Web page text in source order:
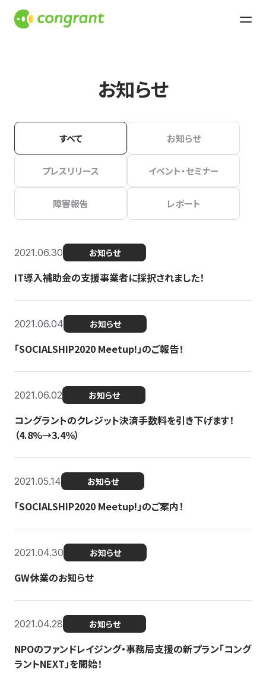
お知らせ
すべて お知らせ
プレスリリース イベント・セミナー
障害報告 レポート
2021.06.30 お知らせ
IT導入補助金の支援事業者に採択されました！
2021.06.04 お知らせ
「SOCIALSHIP2020 Meetup!」のご報告！
2021.06.02 お知らせ
コングラントのクレジット決済手数料を引き下げます！
（4.8%→3.4％）
2021.05.14 お知らせ
「SOCIALSHIP2020 Meetup!」のご案内！
2021.04.30 お知らせ
GW休業のお知らせ
2021.04.28 お知らせ
NPOのファンドレイジング・事務局支援の新プラン「コング
ラントNEXT」を開始！